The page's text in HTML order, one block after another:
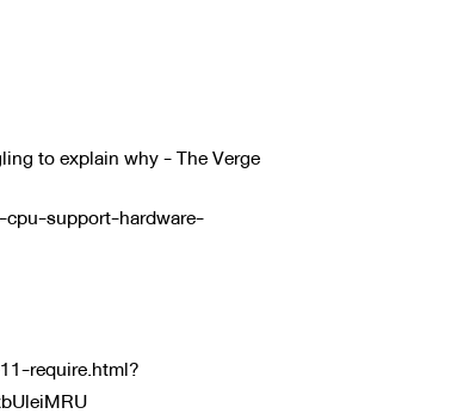
to explain why - The Verge
support-hardware-
require.html?